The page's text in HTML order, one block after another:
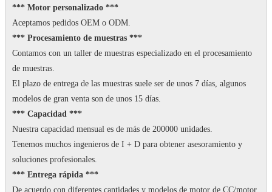
*** Motor personalizado ***
Aceptamos pedidos OEM o ODM.
*** Procesamiento de muestras ***
Contamos con un taller de muestras especializado en el procesamiento
de muestras.
El plazo de entrega de las muestras suele ser de unos 7 días, algunos
modelos de gran venta son de unos 15 días.
*** Capacidad ***
Nuestra capacidad mensual es de más de 200000 unidades.
Tenemos muchos ingenieros de I + D para obtener asesoramiento y
soluciones profesionales.
*** Entrega rápida ***
De acuerdo con diferentes cantidades y modelos de motor de CC/motor